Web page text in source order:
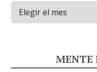
Archivos
MENTE